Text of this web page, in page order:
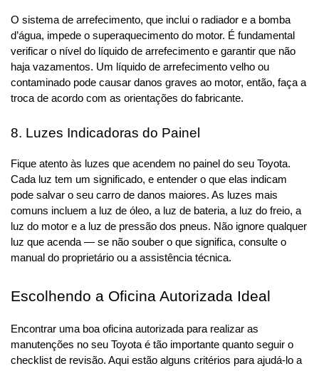
O sistema de arrefecimento, que inclui o radiador e a bomba
d’água, impede o superaquecimento do motor. É fundamental
verificar o nível do líquido de arrefecimento e garantir que não
haja vazamentos. Um líquido de arrefecimento velho ou
contaminado pode causar danos graves ao motor, então, faça a
troca de acordo com as orientações do fabricante.
8. Luzes Indicadoras do Painel
Fique atento às luzes que acendem no painel do seu Toyota.
Cada luz tem um significado, e entender o que elas indicam
pode salvar o seu carro de danos maiores. As luzes mais
comuns incluem a luz de óleo, a luz de bateria, a luz do freio, a
luz do motor e a luz de pressão dos pneus. Não ignore qualquer
luz que acenda — se não souber o que significa, consulte o
manual do proprietário ou a assistência técnica.
Escolhendo a Oficina Autorizada Ideal
Encontrar uma boa oficina autorizada para realizar as
manutenções no seu Toyota é tão importante quanto seguir o
checklist de revisão. Aqui estão alguns critérios para ajudá-lo a